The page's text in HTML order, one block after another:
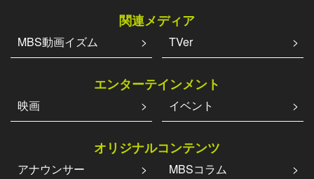
関連メディア
MBS動画イズム TVer
エンターテインメント
映画 イベント
オリジナルコンテンツ
アナウンサー MBSコラム